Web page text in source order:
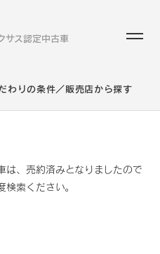
サス認定中古車
わりの条件／販売店から探す
は、売約済みとなりましたので
索ください。